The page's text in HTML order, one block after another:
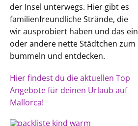
der Insel unterwegs. Hier gibt es
familienfreundliche Strände, die
wir ausprobiert haben und das ein
oder andere nette Städtchen zum
bummeln und entdecken.
Hier findest du die aktuellen Top
Angebote für deinen Urlaub auf
Mallorca!